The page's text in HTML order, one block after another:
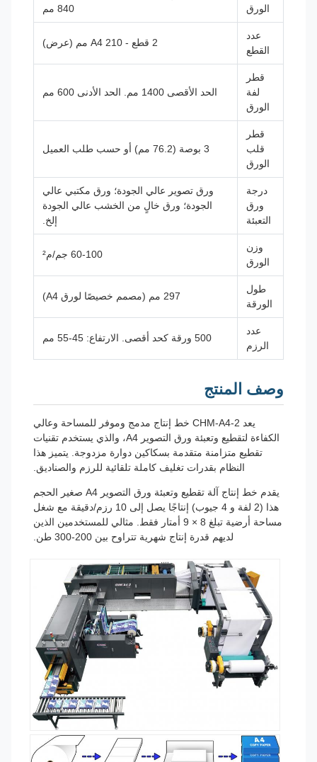
الحد الأقصى 1400 مم. الحد الأدنى 600 مم
التعبئة
ورق تصوير عالي الجودة؛ ورق مكتبي عالي
الجودة؛ ورق خالٍ من الخشب عالي الجودة
60-100 جم/م²
الورقة
وصف المنتج
يعد CHM-A4-2 خط إنتاج مدمج وموفر للمساحة وعالي
الكفاءة لتقطيع وتعبئة ورق التصوير A4، والذي يستخدم تقنيات
تقطيع متزامنة متقدمة بسكاكين دوارة مزدوجة. يتميز هذا
النظام بقدرات تغليف كاملة تلقائية للرزم والصناديق.
يقدم خط إنتاج آلة تقطيع وتعبئة ورق التصوير A4 صغير الحجم
هذا (2 لفة و 4 جيوب) إنتاجًا يصل إلى 10 رزم/دقيقة مع شغل
مساحة أرضية تبلغ 8 × 9 أمتار فقط. مثالي للمستخدمين الذين
لديهم قدرة إنتاج شهرية تتراوح بين 200-300 طن.